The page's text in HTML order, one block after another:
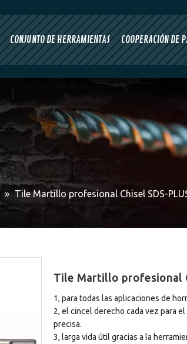
CONJUNTO DE HERRAMIENTAS COOPERACIÓN DE
» Tile Martillo profesional Chisel SDS-
Tile Martillo profesional
1, para todas las aplicaciones de
2, el cincel derecho cada vez para
precisa.
3, larga vida útil gracias a la